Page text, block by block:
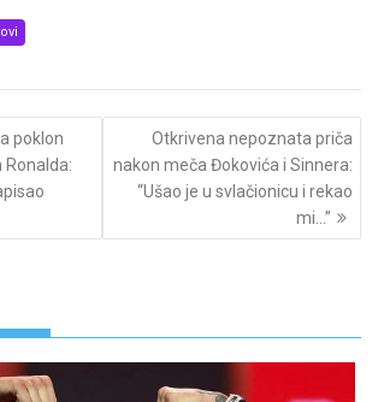
poklon
Ronalda:
Otkrivena nepoznata priča
nakon meča Đokovića i Sinnera:
“Ušao je u svlačionicu i rekao
mi…”